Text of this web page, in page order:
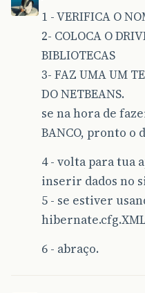
1 - VERIFICA O
2- COLOCA O
BIBLIOTECAS
3- FAZ UMA UM
DO NETBEANS.
se na hora de
BANCO, pronto o
4 - volta para tua
inserir dados no
5 - se estiver
hibernate.cfg.XML
6 - abraço.